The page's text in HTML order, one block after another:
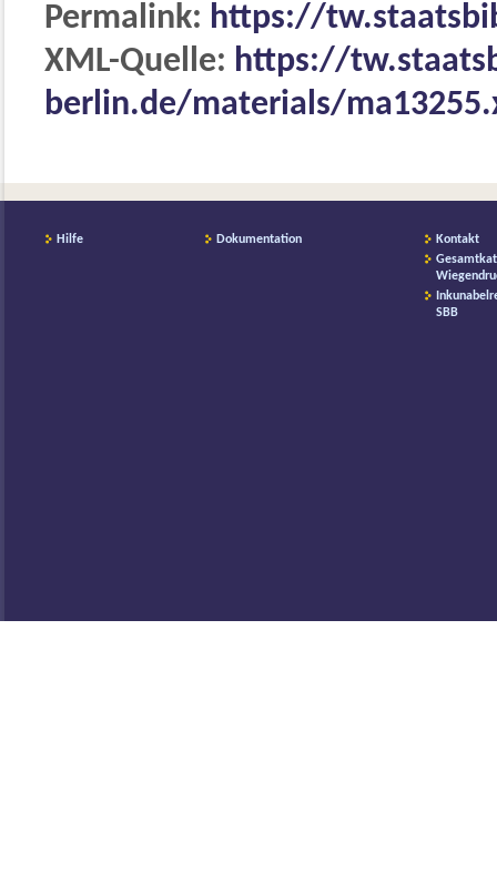
Permalink: https://
XML-Quelle: https://
berlin.de/materials/
Hilfe Dokumentation
Kontakt
SBB